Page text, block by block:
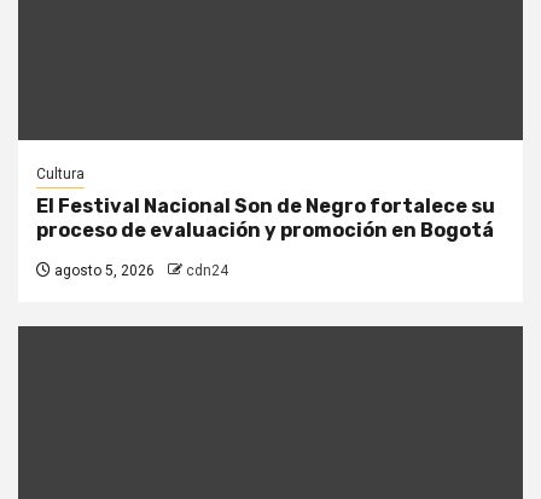
Cultura
El Festival Nacional Son de Negro fortalece su
proceso de evaluación y promoción en Bogotá
agosto 5, 2026 cdn24